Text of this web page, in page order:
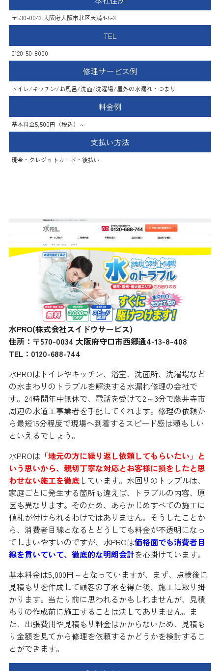
〒530-0043 大阪府大阪市北区天満4-5-3
TEL
0120-50-8000
修理サービス例
トイレ/キッチン/お風呂/洗面/洗濯場/屋外の水漏れ・つまり
料金例
基本料金5,500円（税込）～
支払い方法
現金・クレジットカード・後払い
水PRO(株式会社スイドウサービス)
住所：〒570-0034 大阪府守口市西郷通4-13-8-408
TEL：0120-688-744
水PROはトイレやキッチン、浴室、洗面所、洗濯場など
の水まわりのトラブルを解決する水漏れ修理の会社で
す。24時間年中無休で、電話を受けて2～3分で藤井寺市
周辺の水道工事業者を手配してくれます。修理の依頼か
ら最短15分程度で現場へ到着するスピード感は頼もしい
といえるでしょう。
水PROは 「地元の方に繰り返し依頼してもらいたい」と
いう思いから、親切丁寧な対応とお客様に損をしたと思
わせない施工を徹底しています。水回りのトラブルは、
家庭ごとに発生する箇所も違えば、トラブルの内容、原
因も異なります。そのため、あらかじめすべての施工に
値札が付けられるわけではありません。そうしたことか
ら、消費者目線となるとどうしても料金が不透明になっ
てしまいやすいのですが、水PROは価格面でも消費者目
線を貫いていて、徹底的な明朗会計を心掛けています。
基本料金は5,000円～となっていますが、まず、点検後に
見積もりを作成して顧客の了承を得た後、施工に取り掛
かります。当たり前に思われるかもしれませんが、見積
もりの作成前に施工することは決してありません。ま
た、出張費用や見積もり料金はかからないため、見積も
り金額を見てから修理を依頼するかどうかを検討するこ
とができます。